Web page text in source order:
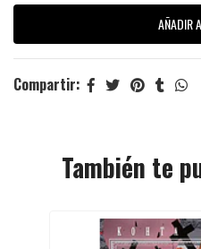
Compartir:
También te